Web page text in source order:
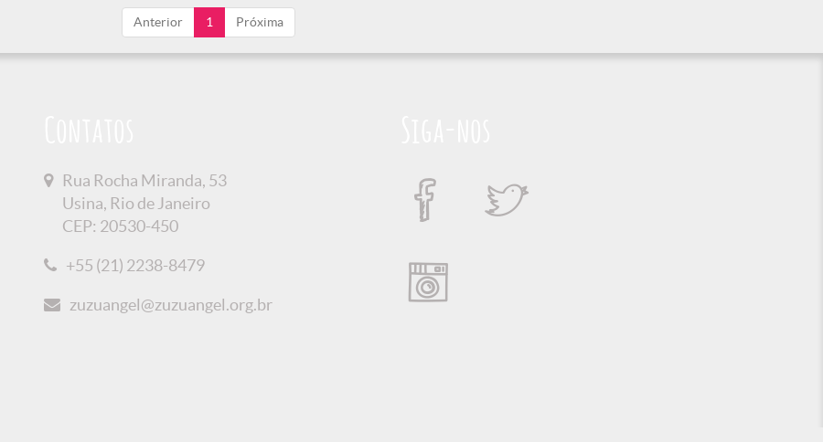
Anterior 1 Próxima
Rua Rocha Miranda, 53
Usina, Rio de Janeiro
CEP: 20530-450
+55 (21) 2238-8479
zuzuangel@zuzuangel.org.br